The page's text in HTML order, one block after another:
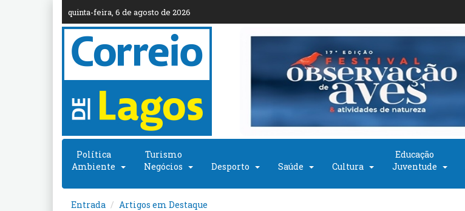
quinta-feira, 6 de agosto de 2026
Política
Ambiente
Turismo
Negócios
Desporto Saúde Cultura
Educação
Juventude
Entrada Artigos em Destaque